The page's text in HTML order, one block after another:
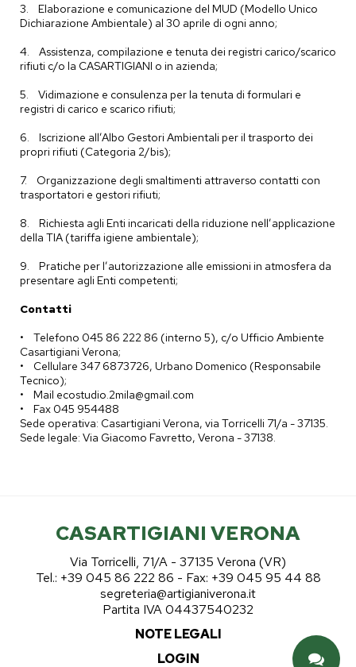
3. Elaborazione e comunicazione del MUD (Modello Unico
Dichiarazione Ambientale) al 30 aprile di ogni anno;
4. Assistenza, compilazione e tenuta dei registri carico/scarico
rifiuti c/o la CASARTIGIANI o in azienda;
5. Vidimazione e consulenza per la tenuta di formulari e
registri di carico e scarico rifiuti;
6. Iscrizione all’Albo Gestori Ambientali per il trasporto dei
propri rifiuti (Categoria 2/bis);
7. Organizzazione degli smaltimenti attraverso contatti con
trasportatori e gestori rifiuti;
8. Richiesta agli Enti incaricati della riduzione nell’applicazione
della TIA (tariffa igiene ambientale);
9. Pratiche per l’autorizzazione alle emissioni in atmosfera da
presentare agli Enti competenti;
Contatti
• Telefono 045 86 222 86 (interno 5), c/o Ufficio Ambiente
Casartigiani Verona;
• Cellulare 347 6873726, Urbano Domenico (Responsabile
Tecnico);
• Mail ecostudio.2mila@gmail.com
• Fax 045 954488
Sede operativa: Casartigiani Verona, via Torricelli 71/a - 37135.
Sede legale: Via Giacomo Favretto, Verona - 37138.
CASARTIGIANI VERONA
Via Torricelli, 71/A - 37135 Verona (VR)
Tel.: +39 045 86 222 86 - Fax: +39 045 95 44 88
segreteria@artigianiverona.it
Partita IVA 04437540232
NOTE LEGALI
LOGIN